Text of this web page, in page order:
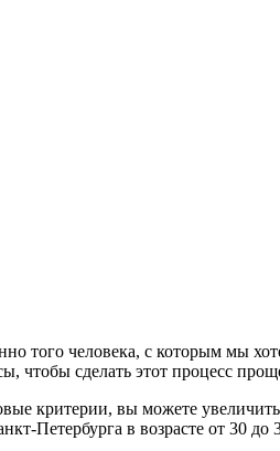
того человека, с которым мы
чтобы сделать этот процесс
критерии, вы можете
Петербурга в возрасте от 30 до